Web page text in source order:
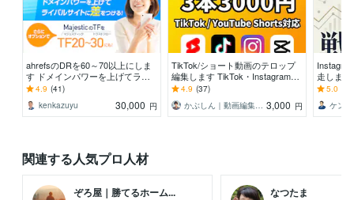
ahrefsのDRを60～70以上にしま
す ドメインパワーを上げてライ
バルに差をつけよう
4.9 (41)
kenkazuyu
30,000 円
TikTok/ショート動画のテロップ
編集します TikTok・Instagram・
YouTubeショート対応
4.9 (37)
3,000 円
走しま
れる導
5.0
関連する人気プロ人材
ぞろ屋｜勝てるホーム... なつたま